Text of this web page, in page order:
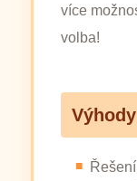
více
volba!